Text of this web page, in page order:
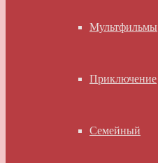
Мультфильмы
Приключение
Семейный